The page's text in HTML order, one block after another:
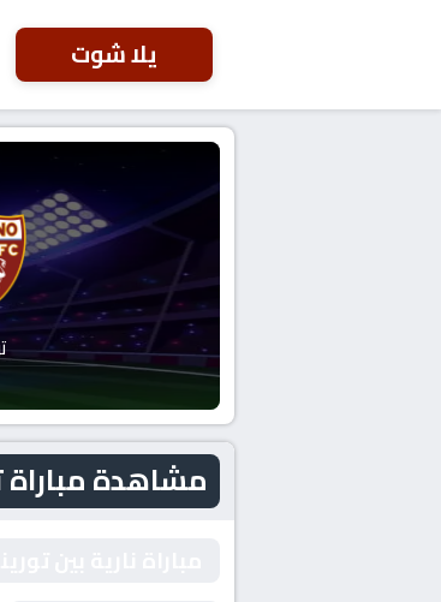
يلا شوت
مشاهدة مباراة تورينو